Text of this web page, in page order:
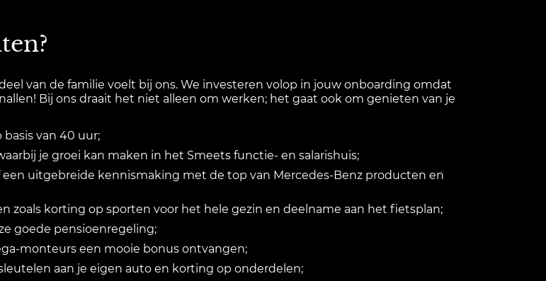
van de familie voelt bij ons. We investeren volop in jouw onboarding omdat
Bij ons draait het niet alleen om werken; het gaat ook om genieten van je
basis van 40 uur;
je groei kan maken in het Smeets functie- en salarishuis;
uitgebreide kennismaking met de top van Mercedes-Benz producten en
zoals korting op sporten voor het hele gezin en deelname aan het fietsplan;
goede pensioenregeling;
monteurs een mooie bonus ontvangen;
aan je eigen auto en korting op onderdelen;